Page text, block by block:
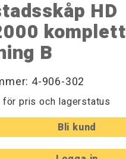
HD
komplett
B
4-906-302
för pris och lagerstatus
Bli kund